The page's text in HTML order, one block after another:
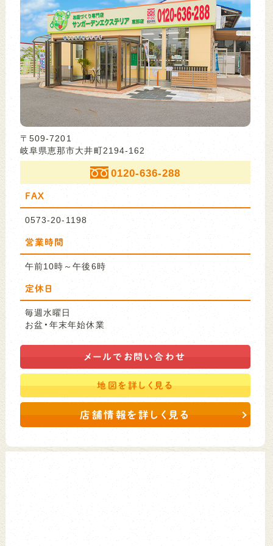
〒509-7201
岐阜県恵那市大井町2194-162
0120-636-288
FAX
0573-20-1198
営業時間
午前10時～午後6時
定休日
毎週水曜日
お盆・年末年始休業
メールで お問い合わせ
地図を詳しく見る
店舗情報を詳しく見る